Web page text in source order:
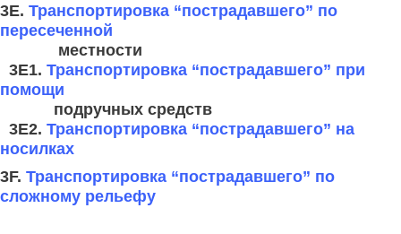
3E. Транспортировка “пострадавшего” по
пересеченной
местности
3E1. Транспортировка “пострадавшего” при
помощи
подручных средств
3E2. Транспортировка “пострадавшего” на
носилках
3F. Транспортировка “пострадавшего” по
сложному рельефу